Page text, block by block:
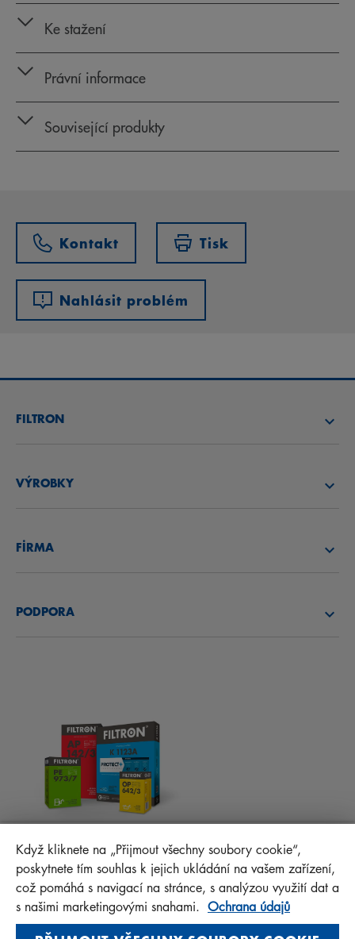
Ke stažení
Právní informace
Související produkty
Kontakt Tisk
Nahlásit problém
FILTRON
VÝROBKY
FİRMA
PODPORA
FAQ
MANN+HUMMEL FT Poland
Sp. z o. o. Sp. k.
ul. Wrocławska 145, 63-800 GOSTYŃ, POLAND
Privacy Statement
Imprint
Když kliknete na „Přijmout všechny soubory cookie“,
poskytnete tím souhlas k jejich ukládání na vašem zařízení,
což pomáhá s navigací na stránce, s analýzou využití dat a
s našimi marketingovými snahami. Ochrana údajů